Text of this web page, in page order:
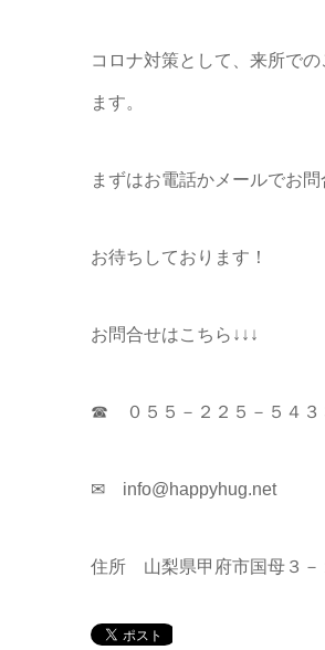
コロナ対策として、来所で
ます。
まずはお電話かメールでお問
お待ちしております！
お問合せはこちら↓↓↓
☎ ０５５－２２５－５４３
✉ info@happyhug.net
住所 山梨県甲府市国母３－